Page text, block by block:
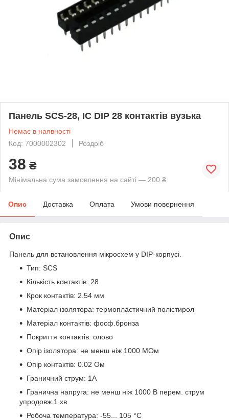
Панель SCS-28, IC DIP 28 контактів вузька
Немає в наявності
Код: 7000002302
Роздріб
38 ₴
Мінімальна сума замовлення на сайті — 200 ₴
Опис Доставка Оплата Умови повернення
Опис
Панель для встановлення мікросхем у DIP-корпусі.
Тип: SCS
Кількість контактів: 28
Крок контактів: 2.54 мм
Матеріал ізолятора: термопластичний полістирол
Матеріал контактів: фосф.бронза
Покриття контактів: олово
Опір ізолятора: не менш ніж 1000 МОм
Опір контактів: 0.02 Ом
Граничний струм: 1А
Гранична напруга: не менш ніж 1000 В перем. струм
упродовж 1 хв
Робоча температура: -55... 105 °С